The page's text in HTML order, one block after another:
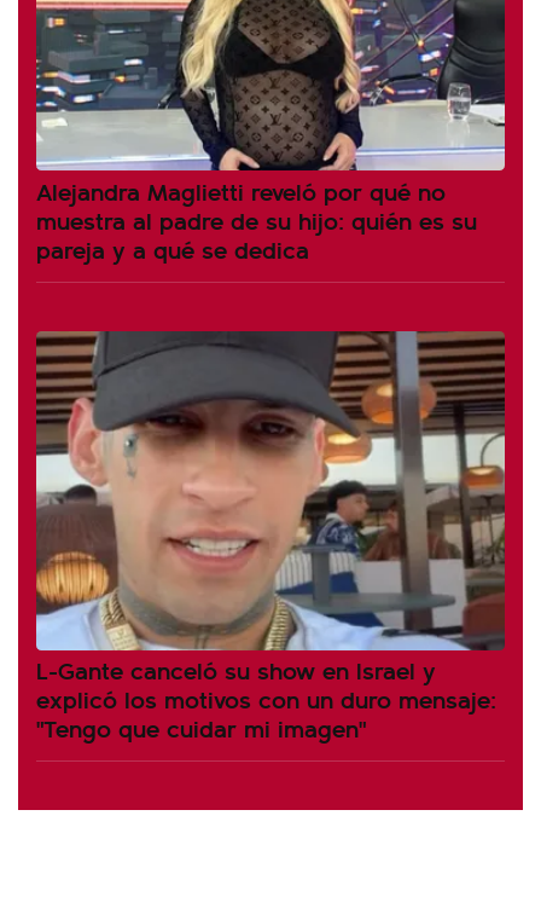
Alejandra Maglietti reveló por qué no
muestra al padre de su hijo: quién es su
pareja y a qué se dedica
L-Gante canceló su show en Israel y
explicó los motivos con un duro mensaje:
"Tengo que cuidar mi imagen"